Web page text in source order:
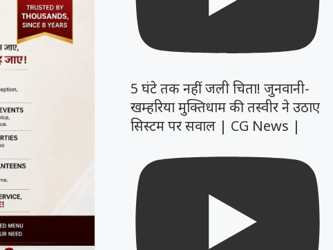
5 घंटे तक नहीं जली चिता! जुनवानी-
खम्हरिया मुक्तिधाम की तस्वीर ने उठाए
सिस्टम पर सवाल | CG News |